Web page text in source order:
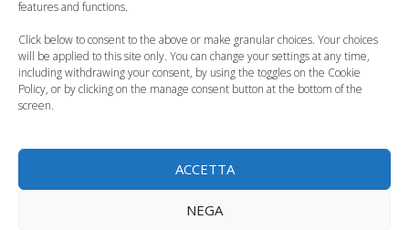
features and functions.
Click below to consent to the above or make granular choices. Your choices
will be applied to this site only. You can change your settings at any time,
including withdrawing your consent, by using the toggles on the Cookie
Policy, or by clicking on the manage consent button at the bottom of the
screen.
ACCETTA
NEGA
I giochi da fare in
Come scegliere lo
Curiosità, News, ecc.
estate,sport bambini